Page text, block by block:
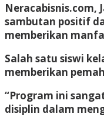
Neracabisnis.com,
sambutan positif
memberikan
Salah satu siswi
memberikan
“Program ini
disiplin dalam